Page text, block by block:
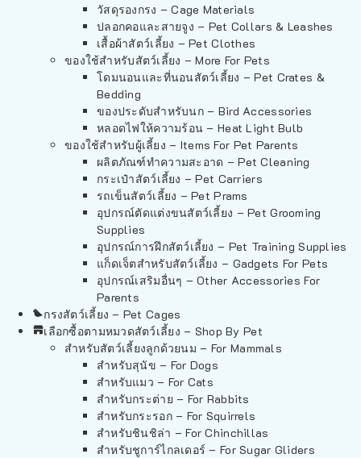
วัสดุรองกรง – Cage Materials
ปลอกคอและสายจูง – Pet Collars & Leashes
เสื้อผ้าสัตว์เลี้ยง – Pet Clothes
ของใช้สำหรับสัตว์เลี้ยง – More For Pets
โดมนอนและที่นอนสัตว์เลี้ยง – Pet Crates &
Bedding
ของประดับสำหรับนก – Bird Accessories
หลอดไฟให้ความร้อน – Heat Light Bulb
ของใช้สำหรับผู้เลี้ยง – Items For Pet Parents
ผลิตภัณฑ์ทำความสะอาด – Pet Cleaning
กระเป๋าสัตว์เลี้ยง – Pet Carriers
รถเข็นสัตว์เลี้ยง – Pet Prams
อุปกรณ์ตัดแต่งขนสัตว์เลี้ยง – Pet Grooming
Supplies
อุปกรณ์การฝึกสัตว์เลี้ยง – Pet Training Supplies
แก็ดเจ็ตสำหรับสัตว์เลี้ยง – Gadgets For Pets
อุปกรณ์เสริมอื่นๆ – Other Accessories For
Parents
กรงสัตว์เลี้ยง – Pet Cages
เลือกซื้อตามหมวดสัตว์เลี้ยง – Shop By Pet
สำหรับสัตว์เลี้ยงลูกด้วยนม – For Mammals
สำหรับสุนัข – For Dogs
สำหรับแมว – For Cats
สำหรับกระต่าย – For Rabbits
สำหรับกระรอก – For Squirrels
สำหรับชินชิล่า – For Chinchillas
สำหรับชูการ์ไกลเดอร์ – For Sugar Gliders